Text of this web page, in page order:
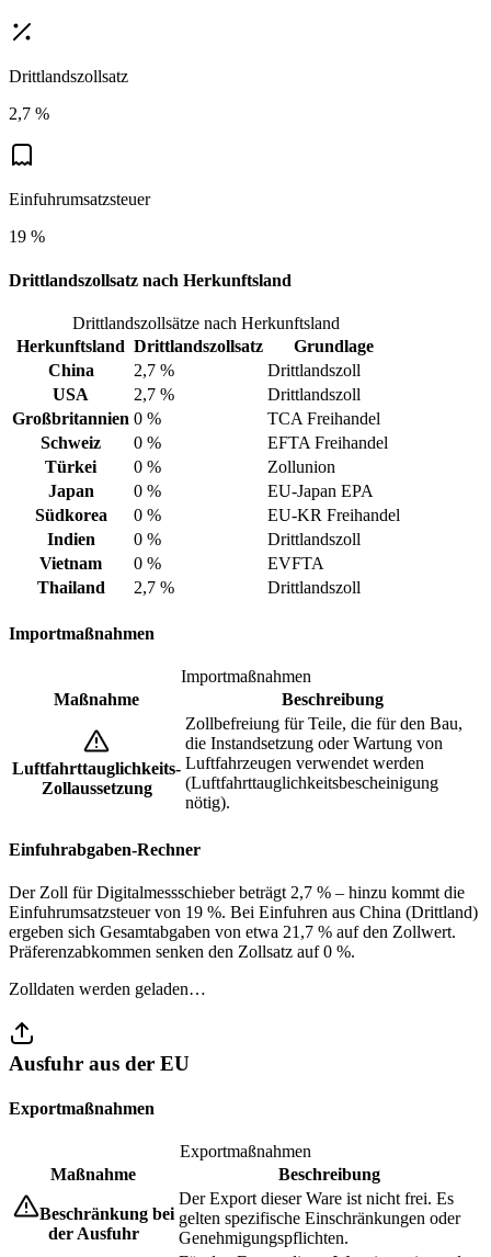
Drittlandszollsatz
2,7 %
Einfuhrumsatzsteuer
19 %
Drittlandszollsatz nach Herkunftsland
Drittlandszollsätze nach Herkunftsland
Herkunftsland Drittlandszollsatz
Grundlage
China
2,7 %
Drittlandszoll
USA
2,7 %
Drittlandszoll
Großbritannien 0 %
TCA Freihandel
Schweiz
0 %
EFTA Freihandel
Türkei
0 %
Zollunion
Japan
0 %
EU-Japan EPA
Südkorea
0 %
EU-KR Freihandel
Indien
0 %
Drittlandszoll
Vietnam
0 %
EVFTA
Thailand
2,7 % Drittlandszoll
Importmaßnahmen
Importmaßnahmen
Maßnahme
Beschreibung
Luftfahrttauglichkeits-
Zollaussetzung
Zollbefreiung für Teile, die für den Bau,
die Instandsetzung oder Wartung von
Luftfahrzeugen verwendet werden
(Luftfahrttauglichkeitsbescheinigung
nötig).
Einfuhrabgaben-Rechner
Der Zoll für Digitalmessschieber beträgt 2,7 % – hinzu kommt die
Einfuhrumsatzsteuer von 19 %. Bei Einfuhren aus China (Drittland)
ergeben sich Gesamtabgaben von etwa 21,7 % auf den Zollwert.
Präferenzabkommen senken den Zollsatz auf 0 %.
Zolldaten werden geladen…
Ausfuhr aus der EU
Exportmaßnahmen
Exportmaßnahmen
Maßnahme
Beschreibung
Beschränkung bei
der Ausfuhr
Der Export dieser Ware ist nicht frei. Es
gelten spezifische Einschränkungen oder
Genehmigungspflichten.